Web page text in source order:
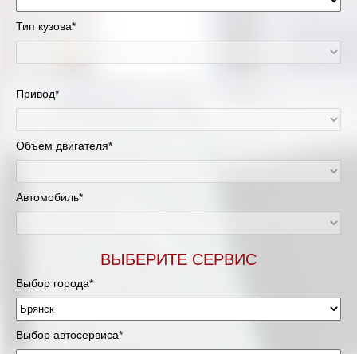
Тип кузова*
Привод*
Объем двигателя*
Автомобиль*
ВЫБЕРИТЕ СЕРВИС
Выбор города*
Выбор автосервиса*